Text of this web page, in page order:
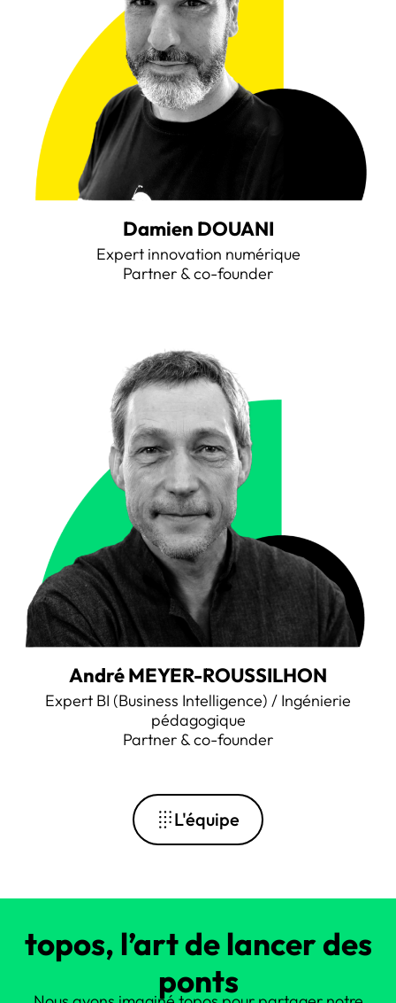
Damien DOUANI
Expert innovation numérique
Partner & co-founder
André MEYER-ROUSSILHON
Expert BI (Business Intelligence) / Ingénierie
pédagogique
Partner & co-founder
L'équipe
topos, l’art de lancer des
ponts